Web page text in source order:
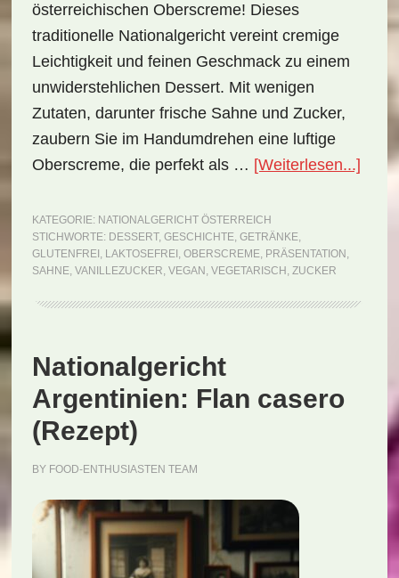
österreichischen Oberscreme! Dieses
traditionelle Nationalgericht vereint cremige
Leichtigkeit und feinen Geschmack zu einem
unwiderstehlichen Dessert. Mit wenigen
Zutaten, darunter frische Sahne und Zucker,
zaubern Sie im Handumdrehen eine luftige
Oberscreme, die perfekt als … [Weiterlesen...]
KATEGORIE: NATIONALGERICHT ÖSTERREICH
STICHWORTE: DESSERT, GESCHICHTE, GETRÄNKE,
GLUTENFREI , LAKTOSEFREI , OBERSCREME, PRÄSENTATION ,
SAHNE, VANILLEZUCKER, VEGAN , VEGETARISCH , ZUCKER
Nationalgericht
Argentinien: Flan casero
(Rezept)
BY FOOD-ENTHUSIASTEN TEAM